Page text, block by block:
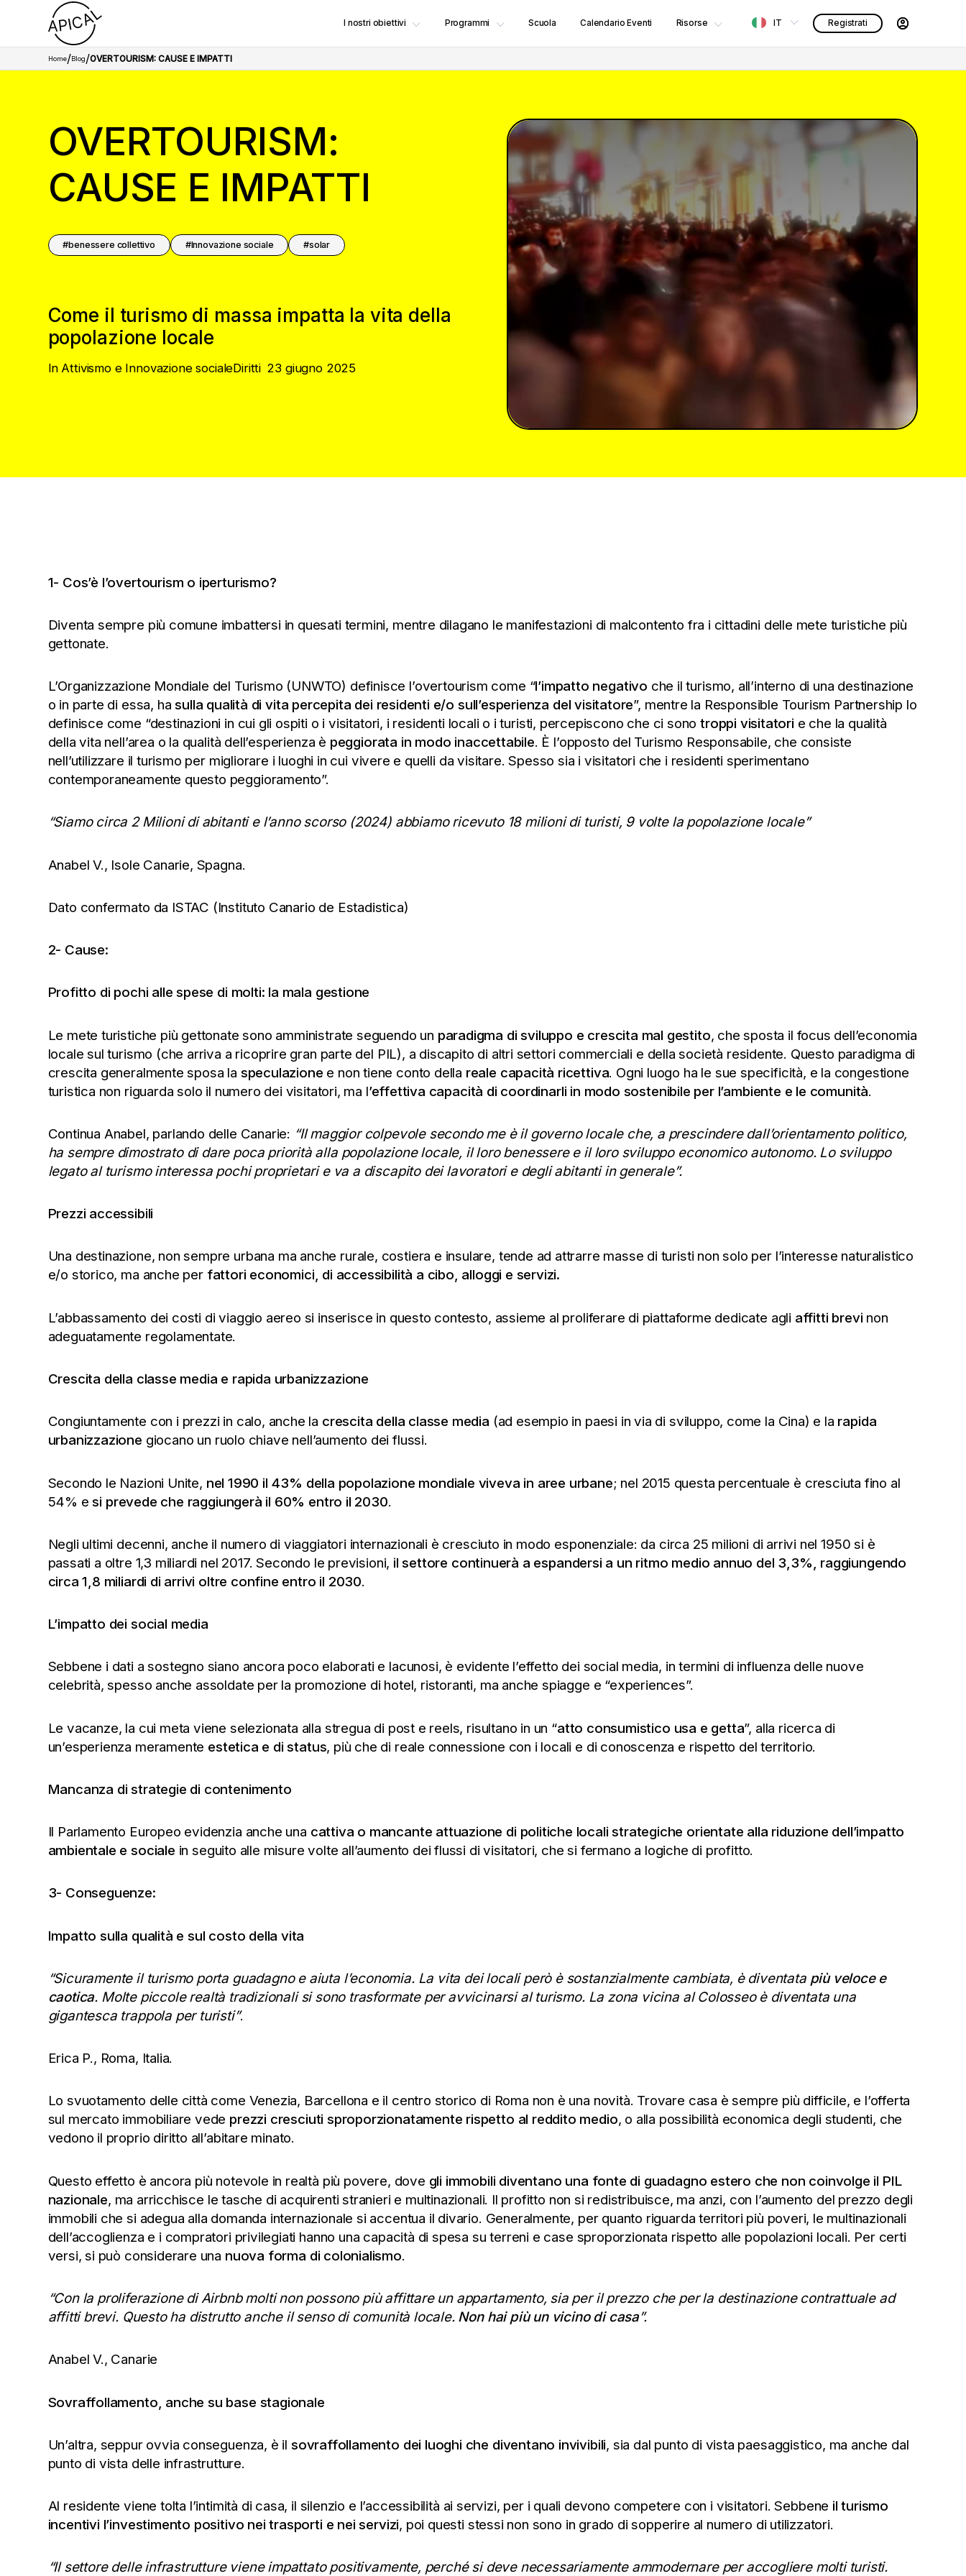
I nostri obiettivi Programmi Scuola Calendario Eventi Risorse IT Registrati
Home/Blog/OVERTOURISM: CAUSE E IMPATTI
OVERTOURISM:
CAUSE E IMPATTI
benessere collettivo Innovazione sociale solar
Come il turismo di massa impatta la vita della
popolazione locale
In Attivismo e Innovazione socialeDiritti 23 giugno 2025
1- Cos’è l’overtourism o iperturismo?
Diventa sempre più comune imbattersi in quesati termini, mentre dilagano le manifestazioni di malcontento fra i cittadini delle mete turistiche più
gettonate.
L’Organizzazione Mondiale del Turismo (UNWTO) definisce l’overtourism come “l’impatto negativo che il turismo, all’interno di una destinazione
o in parte di essa, hasulla qualità di vita percepita dei residenti e/o sull’esperienza del visitatore”, mentre la Responsible Tourism Partnership lo
definisce come “destinazioni in cui gli ospiti o i visitatori, i residenti locali o i turisti, percepiscono che ci sonotroppi visitatori e che la qualità
della vita nell’area o la qualità dell’esperienza è peggiorata in modo inaccettabile. È l’opposto del Turismo Responsabile, che consiste
nell’utilizzare il turismo per migliorare i luoghi in cui vivere e quelli da visitare. Spesso sia i visitatori che i residenti sperimentano
contemporaneamente questo peggioramento”.
“Siamo circa 2 Milioni di abitanti e l’anno scorso (2024) abbiamo ricevuto 18 milioni di turisti, 9 volte la popolazione locale”
Anabel V., Isole Canarie, Spagna.
Dato confermato da ISTAC (Instituto Canario de Estadistica)
2- Cause:
Profitto di pochi alle spese di molti: la mala gestione
Le mete turistiche più gettonate sono amministrate seguendo un paradigma di sviluppo e crescita mal gestito, che sposta il focus dell’economia
locale sul turismo (che arriva a ricoprire gran parte del PIL), a discapito di altri settori commerciali e della società residente. Questo paradigma di
crescita generalmente sposa la speculazione e non tiene conto della reale capacità ricettiva. Ogni luogo ha le sue specificità, e la congestione
turistica non riguarda solo il numero dei visitatori, ma l’effettiva capacità di coordinarli in modo sostenibile per l’ambiente e le comunità.
Continua Anabel, parlando delle Canarie: “Il maggior colpevole secondo me è il governo locale che, a prescindere dall’orientamento politico,
ha sempre dimostrato di dare poca priorità alla popolazione locale, il loro benessere e il loro sviluppo economico autonomo. Lo sviluppo
legato al turismo interessa pochi proprietari e va a discapito dei lavoratori e degli abitanti in generale”.
Prezzi accessibili
Una destinazione, non sempre urbana ma anche rurale, costiera e insulare, tende ad attrarre masse di turisti non solo per l’interesse naturalistico
e/o storico, ma anche per fattori economici, di accessibilità a cibo, alloggi e servizi.
L’abbassamento dei costi di viaggio aereo si inserisce in questo contesto, assieme al proliferare di piattaforme dedicate agli affitti brevi non
adeguatamente regolamentate.
Crescita della classe media e rapida urbanizzazione
Congiuntamente con i prezzi in calo, anche la crescita della classe media (ad esempio in paesi in via di sviluppo, come la Cina) e la rapida
urbanizzazione giocano un ruolo chiave nell’aumento dei flussi.
Secondo le Nazioni Unite, nel 1990 il 43% della popolazione mondiale viveva in aree urbane; nel 2015 questa percentuale è cresciuta fino al
54% esi prevede che raggiungerà il 60% entro il 2030.
Negli ultimi decenni, anche il numero di viaggiatori internazionali è cresciuto in modo esponenziale: da circa 25 milioni di arrivi nel 1950 si è
passati a oltre 1,3 miliardi nel 2017. Secondo le previsioni, il settore continuerà a espandersi a un ritmo medio annuo del 3,3%, raggiungendo
circa 1,8 miliardi di arrivi oltre confine entro il 2030.
L’impatto dei social media
Sebbene i dati a sostegno siano ancora poco elaborati e lacunosi, è evidente l’effetto dei social media, in termini di influenza delle nuove
celebrità, spesso anche assoldate per la promozione di hotel, ristoranti, ma anche spiagge e “experiences”.
Le vacanze, la cui meta viene selezionata alla stregua di post e reels, risultano in un “atto consumistico usa e getta”, alla ricerca di
un’esperienza meramente estetica e di status, più che di reale connessione con i locali e di conoscenza e rispetto del territorio.
Mancanza di strategie di contenimento
Il Parlamento Europeo evidenzia anche una cattiva o mancante attuazione di politiche locali strategiche orientate alla riduzione dell’impatto
ambientale e sociale in seguito alle misure volte all’aumento dei flussi di visitatori, che si fermano a logiche di profitto.
3- Conseguenze:
Impatto sulla qualità e sul costo della vita
“Sicuramente il turismo porta guadagno e aiuta l’economia. La vita dei locali però è sostanzialmente cambiata, è diventata più veloce e
caotica. Molte piccole realtà tradizionali si sono trasformate per avvicinarsi al turismo. La zona vicina al Colosseo è diventata una
gigantesca trappola per turisti”.
Erica P., Roma, Italia.
Lo svuotamento delle città come Venezia, Barcellona e il centro storico di Roma non è una novità. Trovare casa è sempre più difficile, e l’offerta
sul mercato immobiliare vede prezzi cresciuti sproporzionatamente rispetto al reddito medio, o alla possibilità economica degli studenti, che
vedono il proprio diritto all’abitare minato.
Questo effetto è ancora più notevole in realtà più povere, dove gli immobili diventano una fonte di guadagno estero che non coinvolge il PIL
nazionale, ma arricchisce le tasche di acquirenti stranieri e multinazionali. Il profitto non si redistribuisce, ma anzi, con l’aumento del prezzo degli
immobili che si adegua alla domanda internazionale si accentua il divario. Generalmente, per quanto riguarda territori più poveri, le multinazionali
dell’accoglienza e i compratori privilegiati hanno una capacità di spesa su terreni e case sproporzionata rispetto alle popolazioni locali. Per certi
versi, si può considerare una nuova forma di colonialismo.
“Con la proliferazione di Airbnb molti non possono più affittare un appartamento, sia per il prezzo che per la destinazione contrattuale ad
affitti brevi. Questo ha distrutto anche il senso di comunità locale. Non hai più un vicino di casa”.
Anabel V., Canarie
Sovraffollamento, anche su base stagionale
Un’altra, seppur ovvia conseguenza, è il sovraffollamento dei luoghi che diventano invivibili, sia dal punto di vista paesaggistico, ma anche dal
punto di vista delle infrastrutture.
Al residente viene tolta l’intimità di casa, il silenzio e l’accessibilità ai servizi, per i quali devono competere con i visitatori. Sebbene il turismo
incentivi l’investimento positivo nei trasporti e nei servizi, poi questi stessi non sono in grado di sopperire al numero di utilizzatori.
“Il settore delle infrastrutture viene impattato positivamente, perché si deve necessariamente ammodernare per accogliere molti turisti.